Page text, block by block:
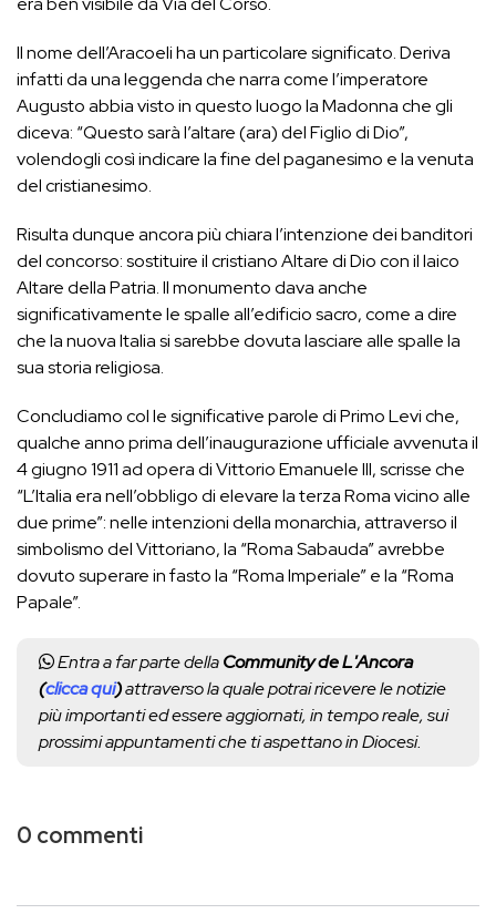
Il nome dell’Aracoeli ha un particolare significato. Deriva
infatti da una leggenda che narra come l’imperatore
Augusto abbia visto in questo luogo la Madonna che gli
diceva: “Questo sarà l’altare (ara) del Figlio di Dio”,
volendogli così indicare la fine del paganesimo e la venuta
del cristianesimo.
Risulta dunque ancora più chiara l’intenzione dei banditori
del concorso: sostituire il cristiano Altare di Dio con il laico
Altare della Patria. Il monumento dava anche
significativamente le spalle all’edificio sacro, come a dire
che la nuova Italia si sarebbe dovuta lasciare alle spalle la
sua storia religiosa.
Concludiamo col le significative parole di Primo Levi che,
qualche anno prima dell’inaugurazione ufficiale avvenuta il
4 giugno 1911 ad opera di Vittorio Emanuele III, scrisse che
“L’Italia era nell’obbligo di elevare la terza Roma vicino alle
due prime”: nelle intenzioni della monarchia, attraverso il
simbolismo del Vittoriano, la “Roma Sabauda” avrebbe
dovuto superare in fasto la “Roma Imperiale” e la “Roma
Papale”.
Entra a far parte dellaCommunity de L'Ancora
(clicca qui)attraverso la quale potrai ricevere le notizie
più importanti ed essere aggiornati, in tempo reale, sui
prossimi appuntamenti che ti aspettano in Diocesi.
0 commenti